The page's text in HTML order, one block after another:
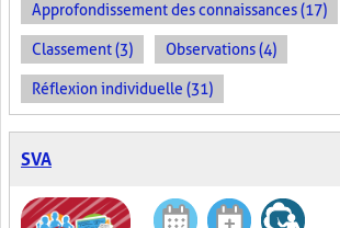
Approfondissement des connaissances (17)
Classement (3) Observations (4)
Réflexion individuelle (31)
SVA